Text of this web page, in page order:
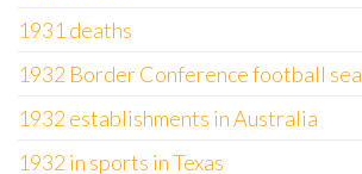
1931 deaths
1932 Border Conference football
1932 establishments in Australia
1932 in sports in Texas